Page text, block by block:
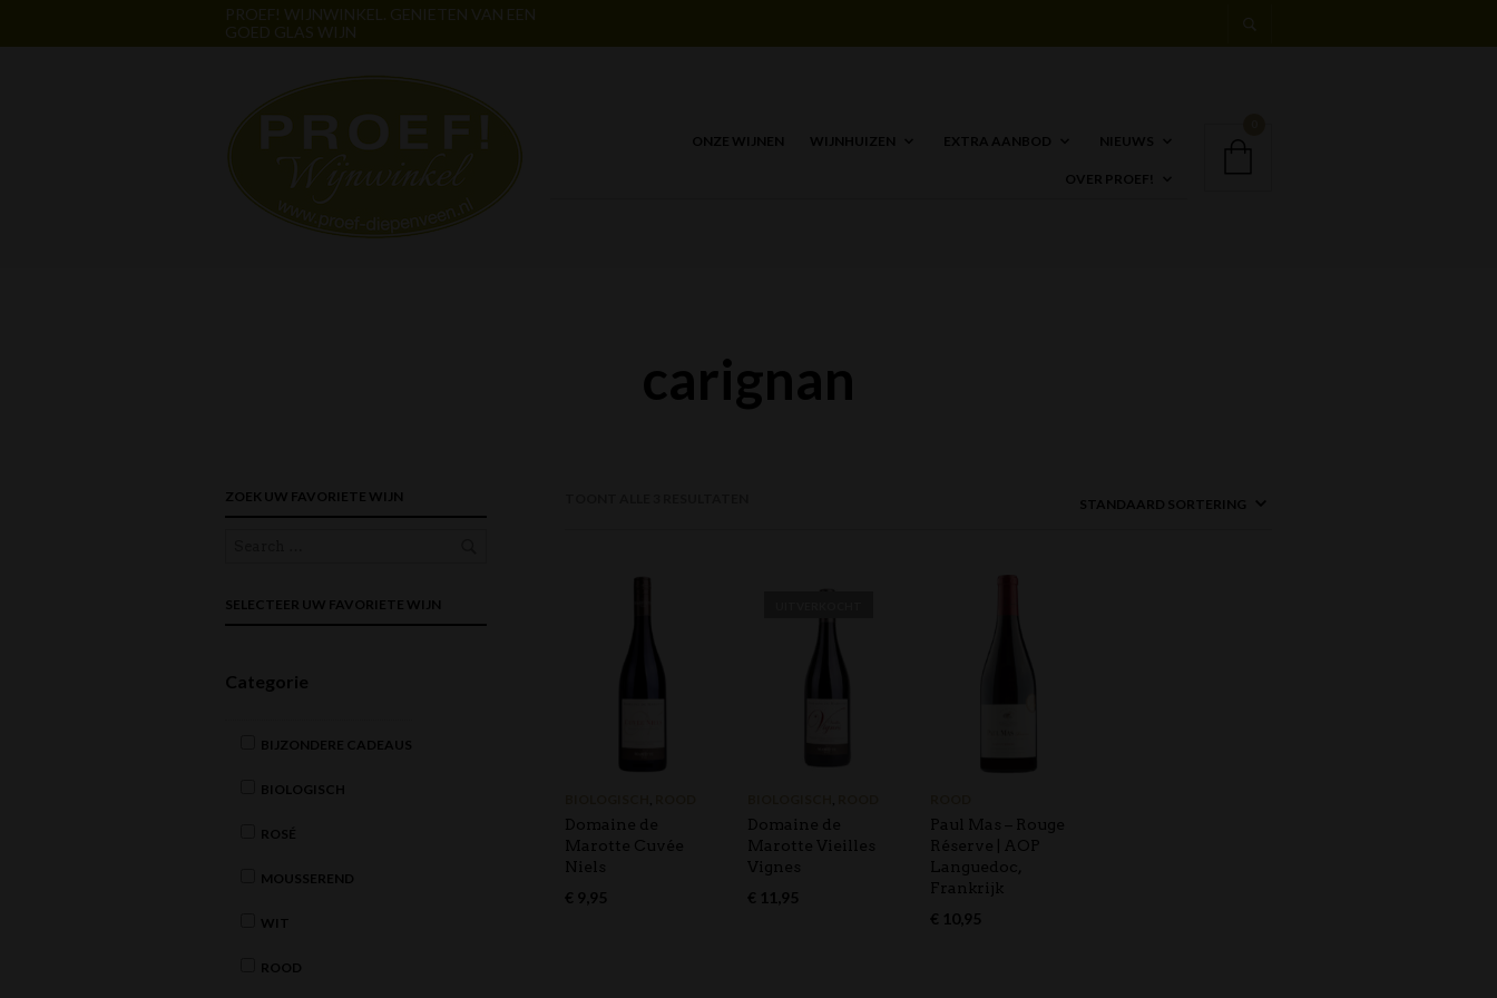
PROEF! WIJNWINKEL. GENIETEN VAN EEN
GOED GLAS WIJN
ONZE WIJNEN WIJNHUIZEN EXTRA AANBOD NIEUWS
OVER PROEF!
carignan
ZOEK UW FAVORIETE WIJN
SELECTEER UW FAVORIETE WIJN
Categorie
BIJZONDERE CADEAUS
BIOLOGISCH
ROSÉ
MOUSSEREND
WIT
ROOD
,
Domaine de
Marotte Cuvée
Niels
€ 9,95
,
Domaine de
Marotte Vieilles
Vignes
€ 11,95
Paul Mas – Rouge
Réserve | AOP
Languedoc,
Frankrijk
€ 10,95